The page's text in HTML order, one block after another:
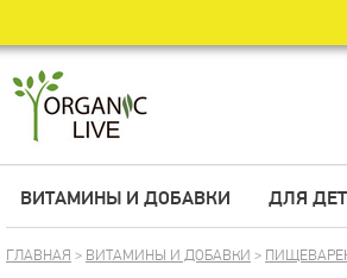
ВИТАМИНЫ И ДОБАВКИ ДЛЯ
ГЛАВНАЯ > ВИТАМИНЫ И ДОБАВКИ >